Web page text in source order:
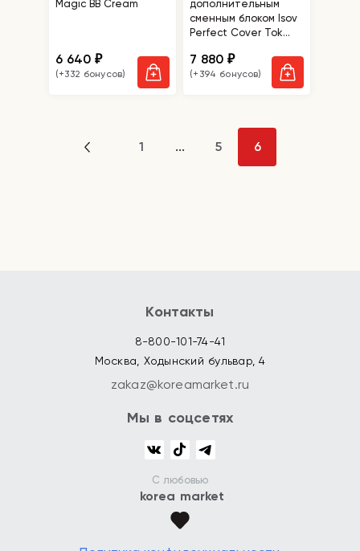
Magic BB Cream
6 640₽
(+332 бонусов)
дополнительным
сменным блоком Isov
Perfect Cover Tok
№21
7 880₽
(+394 бонусов)
1 ... 5 6
Контакты
8-800-101-74-41
Москва, Ходынский бульвар, 4
zakaz@koreamarket.ru
Мы в соцсетях
С любовью
korea market